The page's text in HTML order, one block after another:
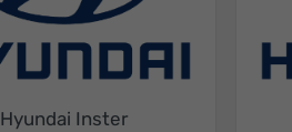
Hyundai Inster